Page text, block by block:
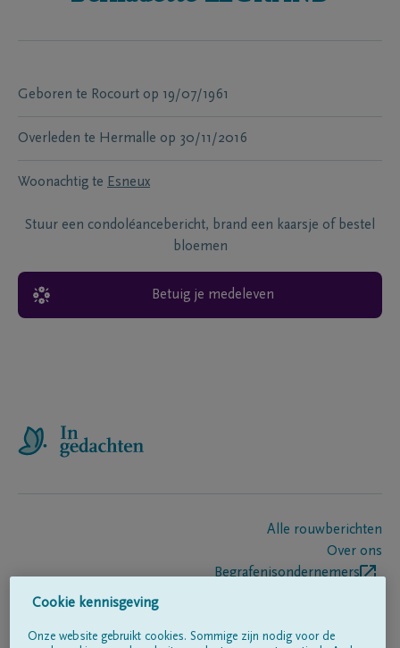
Geboren te Rocourt op 19/07/1961
Overleden te Hermalle op 30/11/2016
Woonachtig te Esneux
Stuur een condoléancebericht, brand een kaarsje of bestel
bloemen
Betuig je medeleven
Alle rouwberichten
Over ons
Begrafenisondernemers
Cookie kennisgeving
Onze website gebruikt cookies. Sommige zijn nodig voor de